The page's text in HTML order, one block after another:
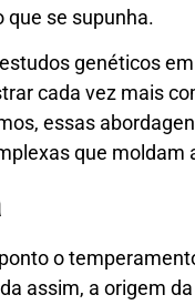
que se supunha.
genéticos
cada vez mais
essas
que moldam
o
assim, a origem